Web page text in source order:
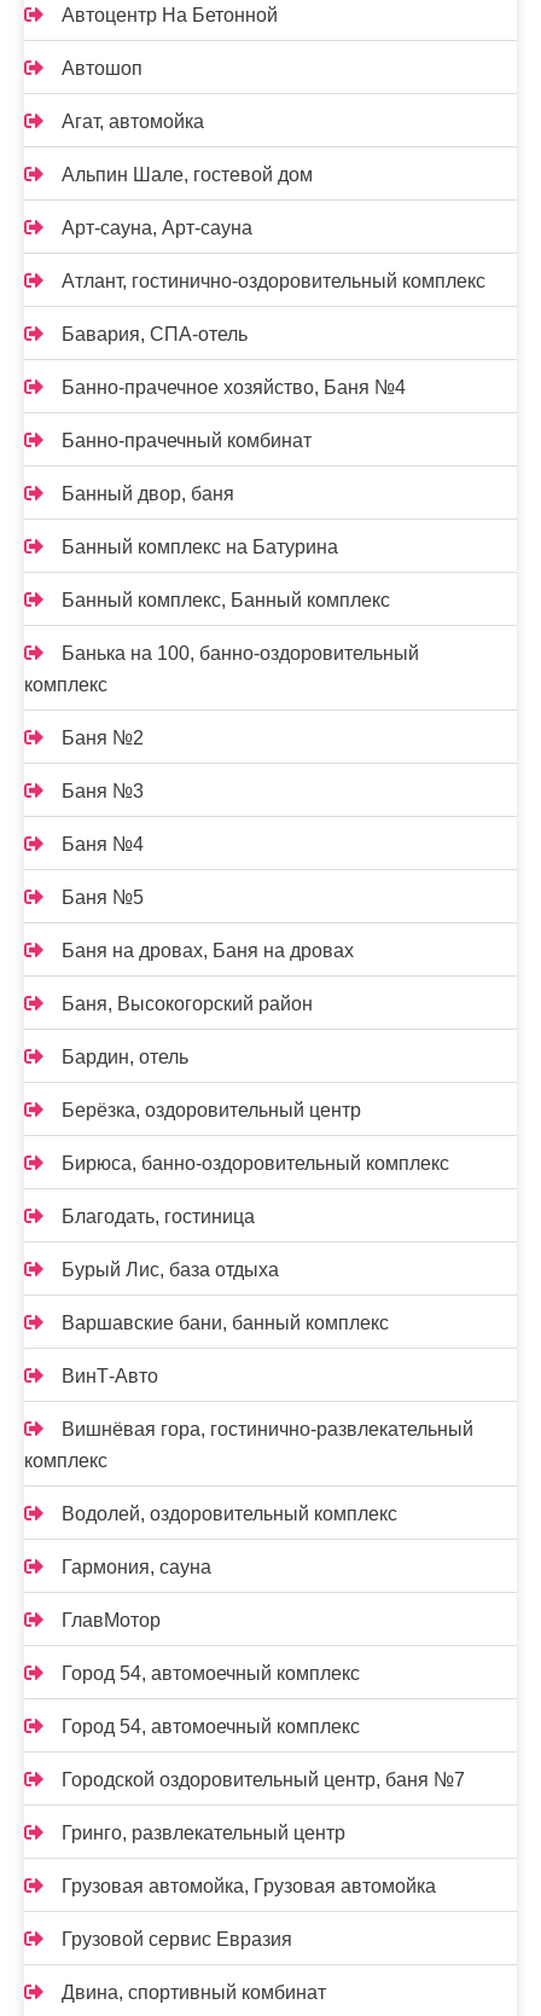
Автоцентр На Бетонной
Автошоп
Агат, автомойка
Альпин Шале, гостевой дом
Арт-сауна, Арт-сауна
Атлант, гостинично-оздоровительный комплекс
Бавария, СПА-отель
Банно-прачечное хозяйство, Баня №4
Банно-прачечный комбинат
Банный двор, баня
Банный комплекс на Батурина
Банный комплекс, Банный комплекс
Банька на 100, банно-оздоровительный
комплекс
Баня №2
Баня №3
Баня №4
Баня №5
Баня на дровах, Баня на дровах
Баня, Высокогорский район
Бардин, отель
Берёзка, оздоровительный центр
Бирюса, банно-оздоровительный комплекс
Благодать, гостиница
Бурый Лис, база отдыха
Варшавские бани, банный комплекс
ВинТ-Авто
Вишнёвая гора, гостинично-развлекательный
комплекс
Водолей, оздоровительный комплекс
Гармония, сауна
ГлавМотор
Город 54, автомоечный комплекс
Город 54, автомоечный комплекс
Городской оздоровительный центр, баня №7
Гринго, развлекательный центр
Грузовая автомойка, Грузовая автомойка
Грузовой сервис Евразия
Двина, спортивный комбинат